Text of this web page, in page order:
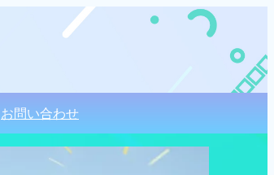
お問い合わせ